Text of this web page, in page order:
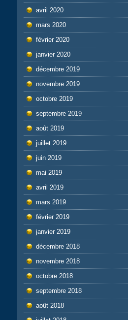
avril 2020
mars 2020
février 2020
janvier 2020
décembre 2019
novembre 2019
octobre 2019
septembre 2019
août 2019
juillet 2019
juin 2019
mai 2019
avril 2019
mars 2019
février 2019
janvier 2019
décembre 2018
novembre 2018
octobre 2018
septembre 2018
août 2018